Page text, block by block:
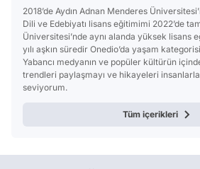
2018’de Aydın Adnan Menderes
Dili ve Edebiyatı lisans eğitimimi 2022’de
Üniversitesi’nde aynı alanda yüksek lisans
yılı aşkın süredir Onedio’da yaşam
Yabancı medyanın ve popüler kültürün
trendleri paylaşmayı ve hikayeleri
seviyorum.
Tüm içerikleri